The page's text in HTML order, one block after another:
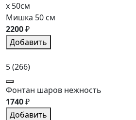
x 50см
Мишка 50 см
2200₽
Добавить
5(266)
Фонтан шаров нежность
1740₽
Добавить